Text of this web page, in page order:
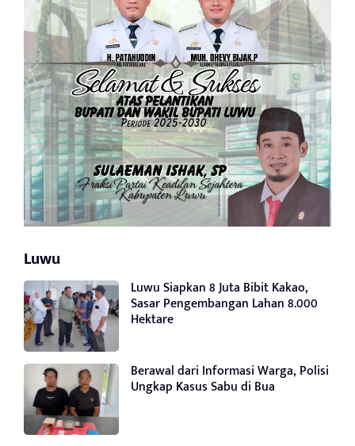
Luwu
Luwu Siapkan 8 Juta Bibit Kakao,
Sasar Pengembangan Lahan 8.000
Hektare
Berawal dari Informasi Warga, Polisi
Ungkap Kasus Sabu di Bua